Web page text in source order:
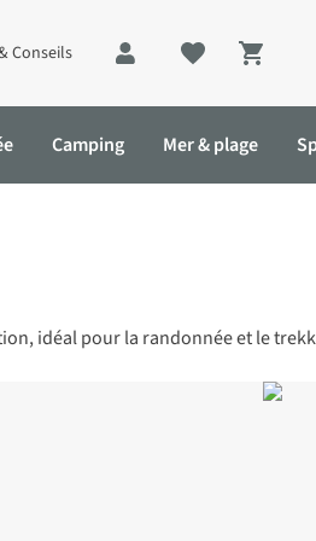
Conseils
Camping Mer & plage
idéal pour la randonnée et le